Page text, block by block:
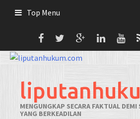
Top Menu
MENGUNGKAP SECARA FAKTUAL
YANG BERKEADILAN